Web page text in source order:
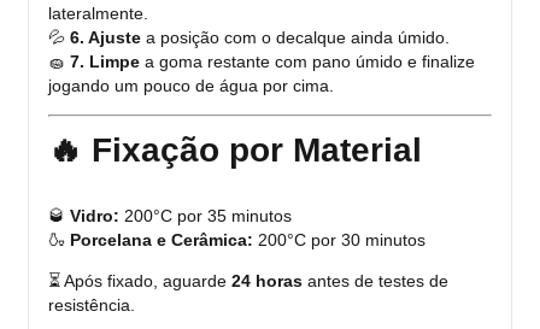
lateralmente.
💦 6. Ajuste a posição com o decalque ainda úmido.
🧽 7. Limpe a goma restante com pano úmido e finalize
jogando um pouco de água por cima.
🔥 Fixação por Material
🥃 Vidro: 200°C por 35 minutos
🍶 Porcelana e Cerâmica: 200°C por 30 minutos
⏳ Após fixado, aguarde 24 horas antes de testes de
resistência.